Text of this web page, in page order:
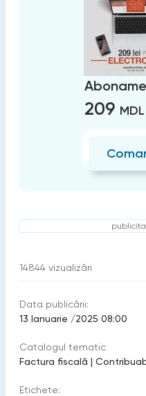
209 MDL
14844 vizualizări
Data publicării:
13 Ianuarie /2025 08:00
Catalogul tematic
Factura fiscală |
Etichete: